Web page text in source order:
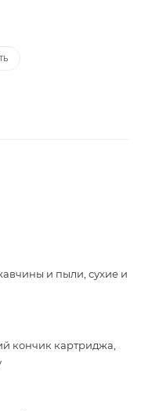
и пыли, сухие и
кончик картриджа,